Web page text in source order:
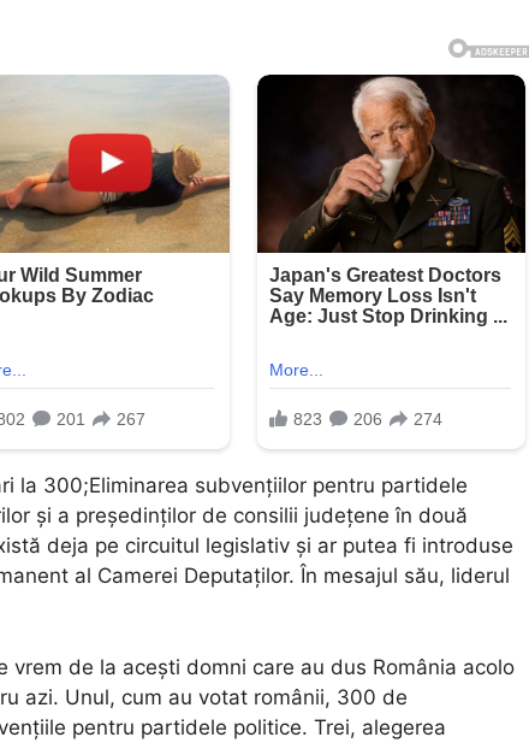
la 300;Eliminarea subvențiilor pentru partidele
și a președinților de consilii județene în două
deja pe circuitul legislativ și ar putea fi introduse
al Camerei Deputaților. În mesajul său, liderul
vrem de la acești domni care au dus România acolo
azi. Unul, cum au votat românii, 300 de
pentru partidele politice. Trei, alegerea